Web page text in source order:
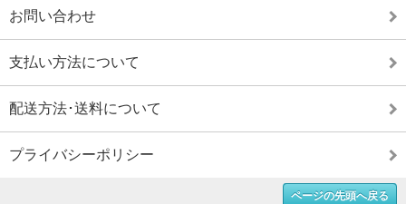
お問い合わせ
支払い方法について
配送方法･送料について
プライバシーポリシー
ページの先頭へ戻る